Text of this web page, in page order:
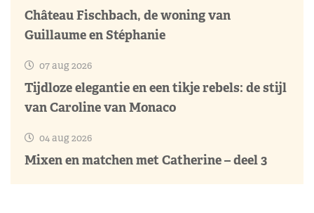
Château Fischbach, de woning van
Guillaume en Stéphanie
07 aug 2026
Tijdloze elegantie en een tikje rebels: de stijl
van Caroline van Monaco
04 aug 2026
Mixen en matchen met Catherine – deel 3